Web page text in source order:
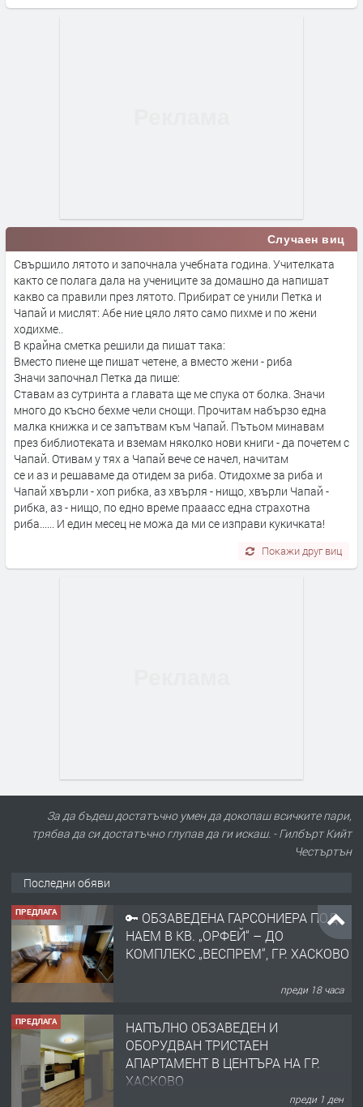
Случаен виц
Свършило лятото и започнала учебната година. Учителката
както се полага дала на учениците за домашно да напишат
какво са правили през лятото. Прибират се унили Петка и
Чапай и мислят: Абе ние цяло лято само пихме и по жени
ходихме..
В крайна сметка решили да пишат така:
Вместо пиене ще пишат четене, а вместо жени - риба
Значи започнал Петка да пише:
Ставам аз сутринта а главата ще ме спука от болка. Значи
много до късно бехме чели снощи. Прочитам набързо една
малка книжка и се запътвам към Чапай. Пътьом минавам
през библиотеката и вземам няколко нови книги - да почетем с
Чапай. Отивам у тях а Чапай вече се начел, начитам
се и аз и решаваме да отидем за риба. Отидохме за риба и
Чапай хвърли - хоп рибка, аз хвърля - нищо, хвърли Чапай -
рибка, аз - нищо, по едно време прааасс една страхотна
риба...... И един месец не можа да ми се изправи кукичката!
Покажи друг виц
За да бъдеш достатъчно умен да докопаш всичките пари,
трябва да си достатъчно глупав да ги искаш. - Гилбърт Кийт
Честъртън
Последни обяви
ПРЕДЛАГА
🔑 ОБЗАВЕДЕНА ГАРСОНИЕРА ПОД
НАЕМ В КВ. „ОРФЕЙ“ – ДО
КОМПЛЕКС „ВЕСПРЕМ“, ГР. ХАСКОВО
преди 18 часа
ПРЕДЛАГА
НАПЪЛНО ОБЗАВЕДЕН И
ОБОРУДВАН ТРИСТАЕН
АПАРТАМЕНТ В ЦЕНТЪРА НА ГР.
ХАСКОВО
преди 1 ден